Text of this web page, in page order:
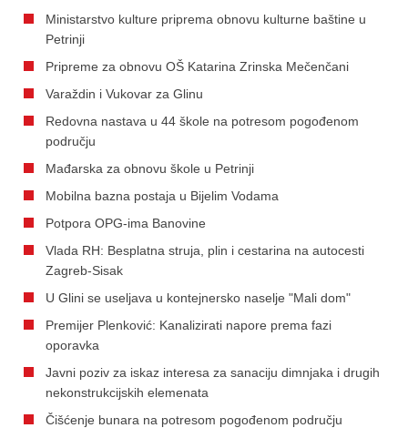
Ministarstvo kulture priprema obnovu kulturne baštine u
Petrinji
Pripreme za obnovu OŠ Katarina Zrinska Mečenčani
Varaždin i Vukovar za Glinu
Redovna nastava u 44 škole na potresom pogođenom
području
Mađarska za obnovu škole u Petrinji
Mobilna bazna postaja u Bijelim Vodama
Potpora OPG-ima Banovine
Vlada RH: Besplatna struja, plin i cestarina na autocesti
Zagreb-Sisak
U Glini se useljava u kontejnersko naselje "Mali dom"
Premijer Plenković: Kanalizirati napore prema fazi
oporavka
Javni poziv za iskaz interesa za sanaciju dimnjaka i drugih
nekonstrukcijskih elemenata
Čišćenje bunara na potresom pogođenom području